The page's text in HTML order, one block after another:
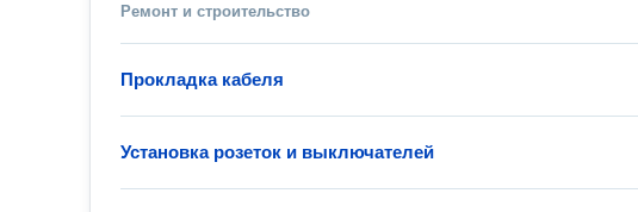
Ремонт и строительство
Прокладка кабеля
Установка розеток и выключателей